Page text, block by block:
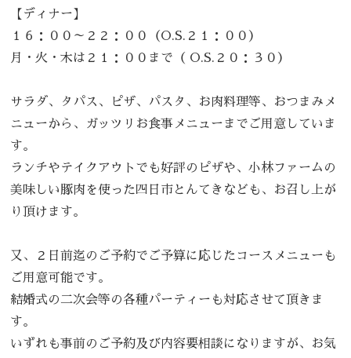
【ディナー】
１６：００～２２：００（O.S.２１：００）
月・火・木は２１：００まで（ O.S.２０：３０）
サラダ、タパス、ピザ、パスタ、お肉料理等、おつまみメ
ニューから、ガッツリお食事メニューまでご用意していま
す。
ランチやテイクアウトでも好評のピザや、小林ファームの
美味しい豚肉を使った四日市とんてきなども、お召し上が
り頂けます。
又、２日前迄のご予約でご予算に応じたコースメニューも
ご用意可能です。
結婚式の二次会等の各種パーティーも対応させて頂きま
す。
いずれも事前のご予約及び内容要相談になりますが、お気